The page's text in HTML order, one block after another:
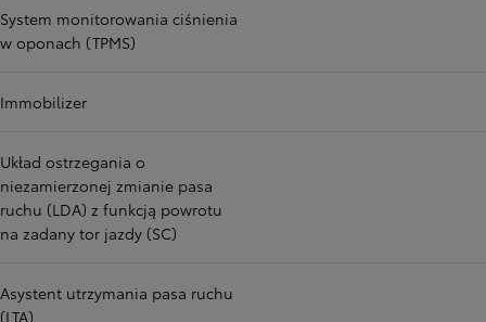
System monitorowania ciśnienia
w oponach (TPMS)
Immobilizer
Układ ostrzegania o
niezamierzonej zmianie pasa
ruchu (LDA) z funkcją powrotu
na zadany tor jazdy (SC)
Asystent utrzymania pasa ruchu
(LTA)